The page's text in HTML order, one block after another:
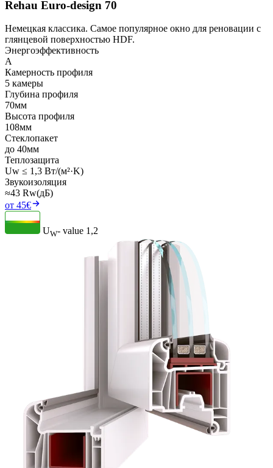
Rehau Euro-design 70
Немецкая классика. Самое популярное окно для реновации с
глянцевой поверхностью HDF.
Энергоэффективность
A
Камерность профиля
5 камеры
Глубина профиля
70мм
Высота профиля
108мм
Стеклопакет
до 40мм
Теплозащита
Uw ≤ 1,3 Вт/(м²·K)
Звукоизоляция
≈43 Rw(дБ)
от 45€
UW- value 1,2